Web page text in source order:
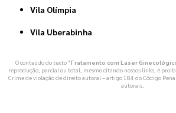
Vila Olímpia
Vila Uberabinha
O conteúdo do texto "Tratamento com Laser
reprodução, parcial ou total, mesmo citando nossos links, é
Crime de violação de direito autoral – artigo 184 do Código
autorais.